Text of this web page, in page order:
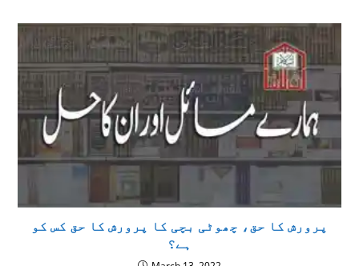
پرورش کا حق، چھوٹی بچی کا پرورش کا حق کس کو
ہے؟